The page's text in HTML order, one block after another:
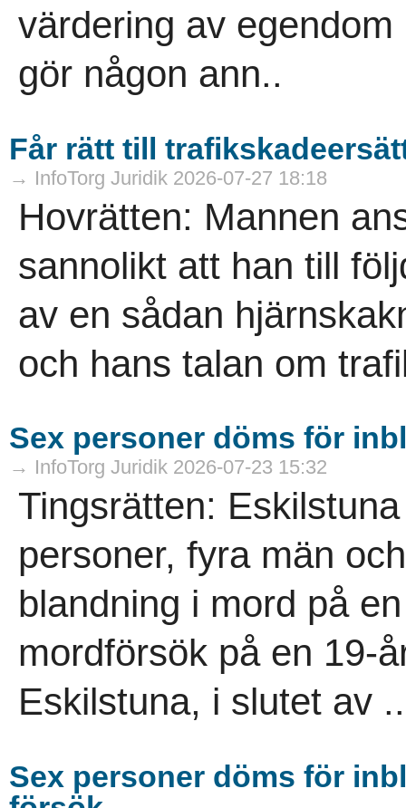
värdering av
gör någon ann..
Får rätt till
→ InfoTorg Juridik 2026-07-27 18:18
Hovrätten: Mannen
sannolikt att han till
av en sådan
och hans talan om
Sex personer döms för
→ InfoTorg Juridik 2026-07-23 15:32
Tingsrätten:
personer, fyra män
blandning i mord på
mordförsök på en 19-
Eskilstuna, i slutet av ..
Sex personer döms för